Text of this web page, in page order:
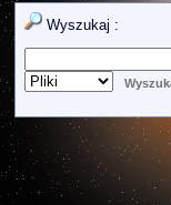
Wyszukaj :